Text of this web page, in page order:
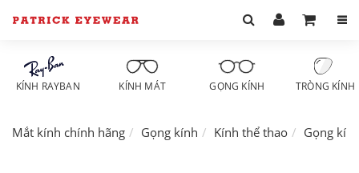
KÍNH RAYBAN KÍNH MÁT GỌNG KÍNH TRÒNG KÍNH
Mắt kính chính hãng Gọng kính Kính thể thao Gọng